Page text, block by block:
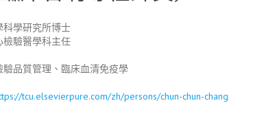
學研究所博士
驗醫學科主任
品質管理、臨床血清免疫學
tcu.elsevierpure.com/zh/persons/chun-chun-chang